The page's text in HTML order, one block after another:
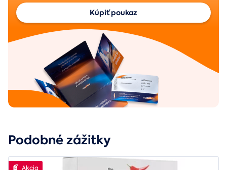
Kúpiť poukaz
Podobné zážitky
Akcia